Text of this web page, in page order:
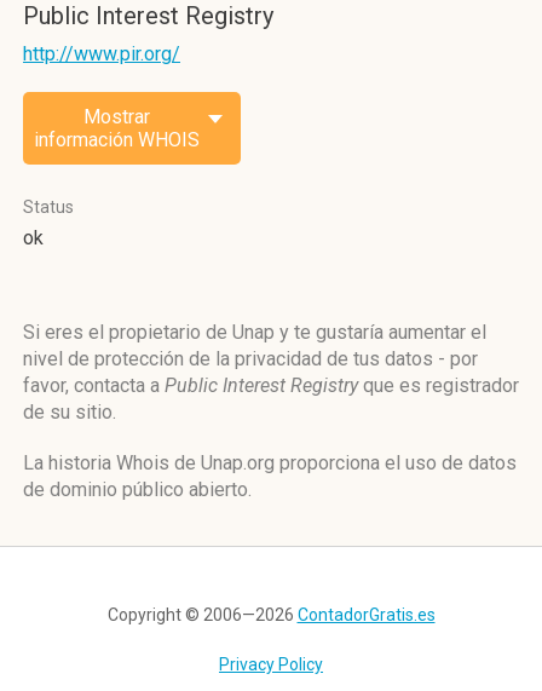
Public Interest Registry
http://www.pir.org/
Mostrar
información WHOIS
Status
ok
Si eres el propietario de Unap y te gustaría aumentar el
nivel de protección de la privacidad de tus datos - por
favor, contacta a Public Interest Registryque es registrador
de su sitio.
La historia Whois de Unap.org proporciona el uso de datos
de dominio público abierto.
Copyright © 2006—2026 ContadorGratis.es
Privacy Policy